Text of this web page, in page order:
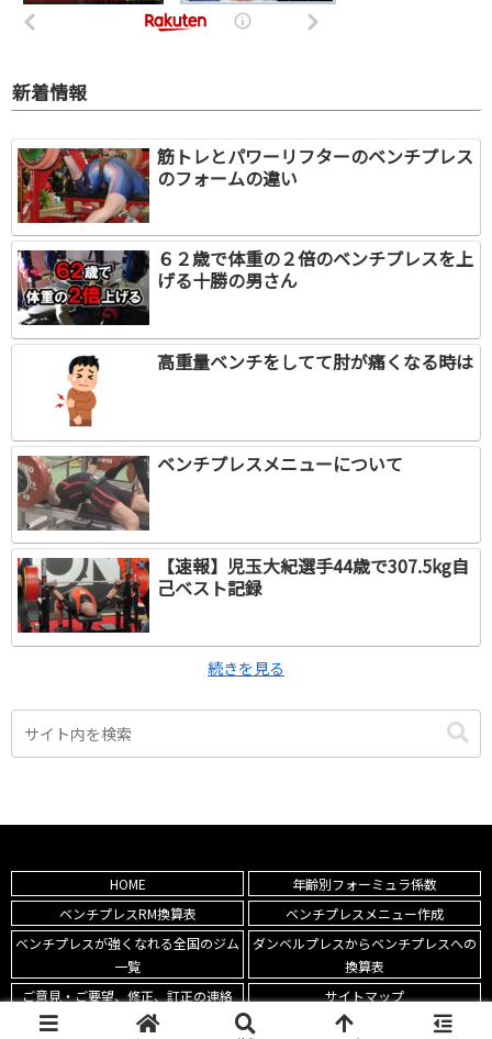
新着情報
筋トレとパワーリフターのベンチプレス
のフォームの違い
６２歳で体重の２倍のベンチプレスを上
げる十勝の男さん
高重量ベンチをしてて肘が痛くなる時は
ベンチプレスメニューについて
【速報】児玉大紀選手44歳で307.5kg自
己ベスト記録
続きを見る
HOME
年齢別フォーミュラ係数
ベンチプレスRM換算表
ベンチプレスメニュー作成
ベンチプレスが強くなれる全国のジム
一覧
ダンベルプレスからベンチプレスへの
換算表
ご意見・ご要望、修正、訂正の連絡
サイトマップ
Copyright © 【BPS】ベンチプレス ストロンガー All Rights Reserved.